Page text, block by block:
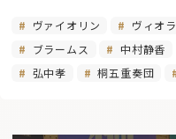
ヴァイオリン ヴィオラ
ブラームス
中村静香
弘中孝
桐五重奏団